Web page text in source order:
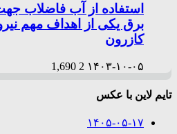
استفاده از آب فاضلاب
برق یکی از اهداف مهم
کازرون
۱۴۰۳-۱۰-۰۵ 2
1,690
تایم لاین با عکس
۱۴۰۵-۰۵-۱۷